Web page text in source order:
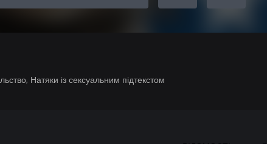
Натяки із сексуальним підтекстом